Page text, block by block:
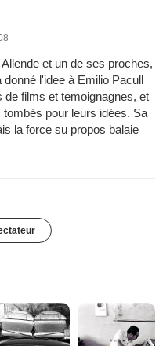
et un de ses proches,
l'idee à Emilio Pacull
films et temoignagnes, et
pour leurs idées. Sa
la force su propos balaie